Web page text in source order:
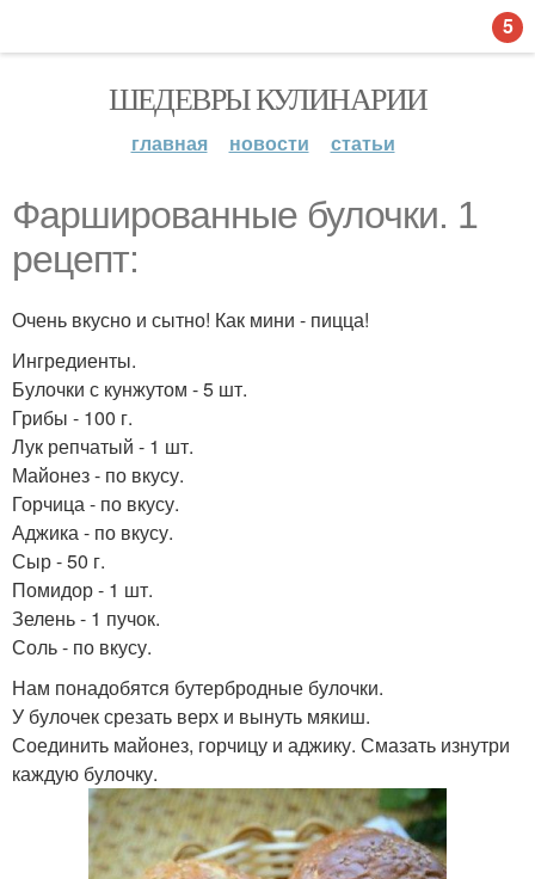
ШЕДЕВРЫ КУЛИНАРИИ
главная новости статьи
Фаршированные булочки. 1
рецепт:
Очень вкусно и сытно! Как мини - пицца!
Ингредиенты.
Булочки с кунжутом - 5 шт.
Грибы - 100 г.
Лук репчатый - 1 шт.
Майонез - по вкусу.
Горчица - по вкусу.
Аджика - по вкусу.
Сыр - 50 г.
Помидор - 1 шт.
Зелень - 1 пучок.
Соль - по вкусу.
Нам понадобятся бутербродные булочки.
У булочек срезать верх и вынуть мякиш.
Соединить майонез, горчицу и аджику. Смазать изнутри
каждую булочку.
5